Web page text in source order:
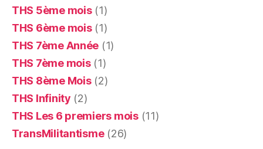
THS 5ème mois(1)
THS 6ème mois(1)
THS 7ème Année (1)
THS 7ème mois(1)
THS 8ème Mois(2)
THS Infinity (2)
THS Les 6 premiers mois(11)
TransMilitantisme(26)